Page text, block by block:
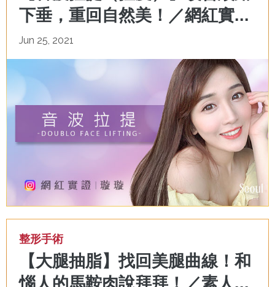
下垂，重回自然美！／網紅實...
Jun 25, 2021
整形手術
【大腿抽脂】找回美腿曲線！和